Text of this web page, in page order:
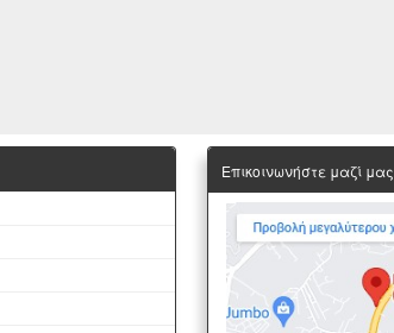
Επικοινωνήστε μαζί μας